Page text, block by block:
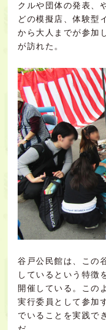
クルや団体の発表、
どの模擬店、体験型
から大人までが参加
が訪れた。
谷戸公民館は、この
しているという特徴
開催している。この
実行委員として参加
でいることを実践で